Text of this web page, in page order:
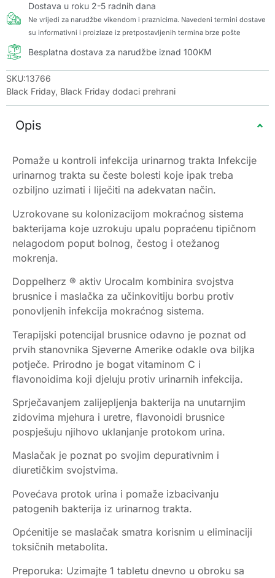
Dostava u roku 2-5 radnih dana
Ne vrijedi za narudžbe vikendom i praznicima. Navedeni termini dostave
su informativni i proizlaze iz pretpostavljenih termina brze pošte
Besplatna dostava za narudžbe iznad 100KM
SKU:13766
Black Friday, Black Friday dodaci prehrani
Opis
Pomaže u kontroli infekcija urinarnog trakta Infekcije
urinarnog trakta su česte bolesti koje ipak treba
ozbiljno uzimati i liječiti na adekvatan način.
Uzrokovane su kolonizacijom mokraćnog sistema
bakterijama koje uzrokuju upalu popraćenu tipičnom
nelagodom poput bolnog, čestog i otežanog
mokrenja.
Doppelherz ® aktiv Urocalm kombinira svojstva
brusnice i maslačka za učinkovitiju borbu protiv
ponovljenih infekcija mokraćnog sistema.
Terapijski potencijal brusnice odavno je poznat od
prvih stanovnika Sjeverne Amerike odakle ova biljka
potječe. Prirodno je bogat vitaminom C i
flavonoidima koji djeluju protiv urinarnih infekcija.
Sprječavanjem zalijepljenja bakterija na unutarnjim
zidovima mjehura i uretre, flavonoidi brusnice
pospješuju njihovo uklanjanje protokom urina.
Maslačak je poznat po svojim depurativnim i
diuretičkim svojstvima.
Povećava protok urina i pomaže izbacivanju
patogenih bakterija iz urinarnog trakta.
Općenitije se maslačak smatra korisnim u eliminaciji
toksičnih metabolita.
Preporuka: Uzimajte 1 tabletu dnevno u obroku sa